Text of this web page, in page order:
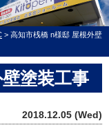
> 高知市桟橋 n様邸 屋根外壁
塗装工事
2018.12.05 (Wed)